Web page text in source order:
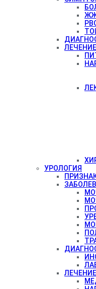
ЛЕЧЕНИЕ
УРОЛОГИЯ
ЛЕЧЕНИЕ